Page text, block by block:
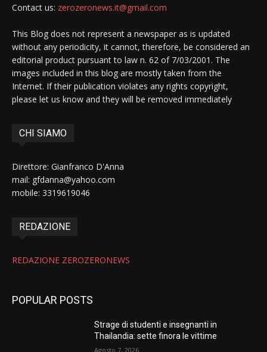
Contact us: zerozeronews.it@gmail.com
This Blog does not represent a newspaper as is updated
without any periodicity, it cannot, therefore, be considered an
editorial product pursuant to law n. 62 of 7/03/2001. The
images included in this blog are mostly taken from the
Internet. If their publication violates any rights copyright,
please let us know and they will be removed immediately
CHI SIAMO
Direttore: Gianfranco D'Anna
mail: gfdanna@yahoo.com
mobile: 3319619046
REDAZIONE
REDAZIONE ZEROZERONEWS
POPULAR POSTS
Strage di studenti e insegnanti in
Thailandia: sette finora le vittime
Agosto 7, 2026